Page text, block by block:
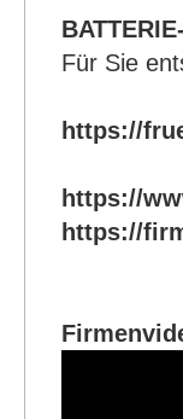
Für Sie
https://
https://
https://